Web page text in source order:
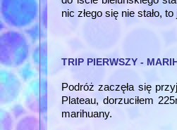
nic złego się nie stało,
TRIP PIERWSZY -
Podróż zaczęła się
Plateau, dorzuciłem
marihuany.